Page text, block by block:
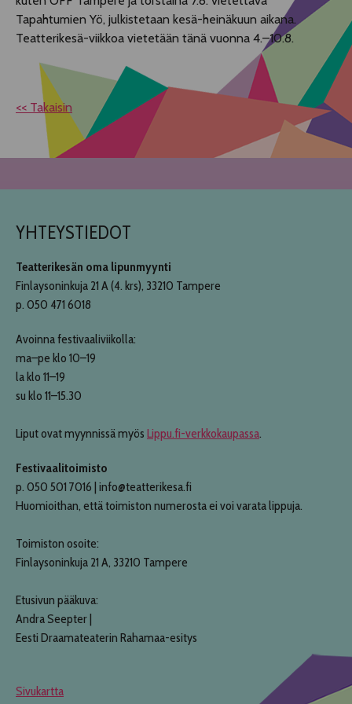
Tapahtumien Yö, julkistetaan kesä-heinäkuun aikana.
Teatterikesä-viikkoa vietetään tänä vuonna 4.–10.8.
<< Takaisin
YHTEYSTIEDOT
Teatterikesän oma lipunmyynti
Finlaysoninkuja 21 A (4. krs), 33210 Tampere
p. 050 471 6018
Avoinna festivaaliviikolla:
ma–pe klo 10–19
la klo 11–19
su klo 11–15.30
Liput ovat myynnissä myös Lippu.fi-verkkokaupassa.
Festivaalitoimisto
p. 050 501 7016 | info@teatterikesa.fi
Huomioithan, että toimiston numerosta ei voi varata lippuja.
Toimiston osoite:
Finlaysoninkuja 21 A, 33210 Tampere
Etusivun pääkuva:
Andra Seepter |
Eesti Draamateaterin Rahamaa-esitys
Sivukartta